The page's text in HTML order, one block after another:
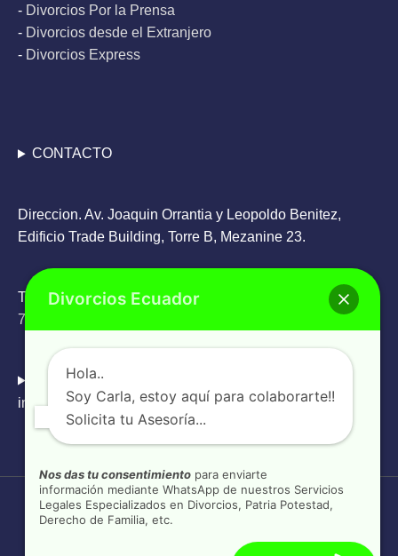
- Divorcios Por la Prensa
- Divorcios desde el Extranjero
- Divorcios Express
CONTACTO
Direccion. Av. Joaquin Orrantia y Leopoldo Benitez,
Edificio Trade Building, Torre B, Mezanine 23.
Teléfono: Oficina+593 4 263 9336
+593 98
785 6505
Email:
info@divorcios.ec
Copyright © 2026 Divorcios Ecuador
Divorcios Ecuador
Hola..
Soy Carla, estoy aquí para colaborarte!!
Solicita tu Asesoría...
Nos das tu consentimiento para enviarte
información mediante WhatsApp de nuestros Servicios
Legales Especializados en Divorcios, Patria Potestad,
Derecho de Familia, etc.